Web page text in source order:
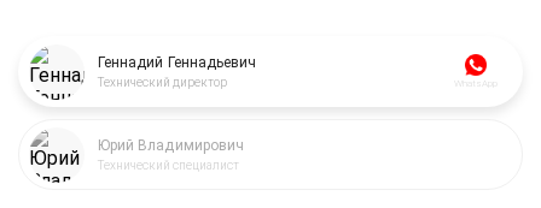
Геннадий Геннадьевич
Технический директор WhatsApp
Юрий Владимирович
Технический специалист